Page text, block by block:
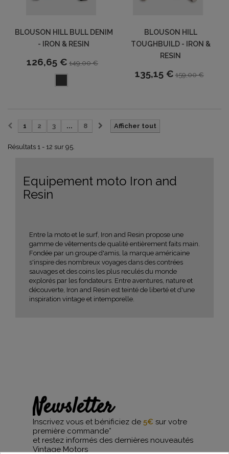
BLOUSON HILL BULL DENIM
- IRON & RESIN
126,65 € 149,00 €
BLOUSON HILL
TOUGHBUILD - IRON &
RESIN
135,15 € 159,00 €
Afficher tout
1 2 3 ... 8
Résultats 1 - 12 sur 95.
Equipement moto Iron and
Resin
Entre la moto et le surf, Iron and Resin propose une
gamme de vêtements de qualité entièrement faits main.
Fondée par un groupe d'amis, la marque américaine
s'inspire des nombreux voyages dans des contrées
sauvages et des coins les plus reculés du monde
explorés par les fondateurs. Entre aventures, nature et
découverte, Iron and Resin est teinté de liberté et d'une
inspiration vintage et intemporelle.
Newsletter
Inscrivez vous et bénificiez de 5€ sur votre
première commande*
et restez informés des dernières nouveautés
Vintage Motors